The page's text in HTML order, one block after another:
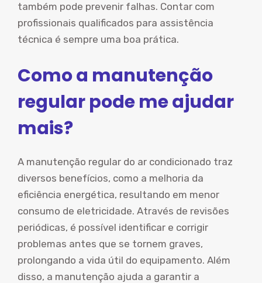
também pode prevenir falhas. Contar com
profissionais qualificados para assistência
técnica é sempre uma boa prática.
Como a manutenção
regular pode me ajudar
mais?
A manutenção regular do ar condicionado traz
diversos benefícios, como a melhoria da
eficiência energética, resultando em menor
consumo de eletricidade. Através de revisões
periódicas, é possível identificar e corrigir
problemas antes que se tornem graves,
prolongando a vida útil do equipamento. Além
disso, a manutenção ajuda a garantir a